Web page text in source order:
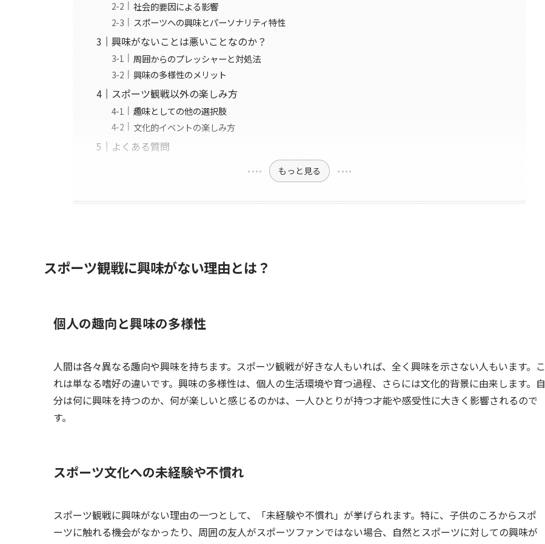
社会的要因による影響
スポーツへの興味とパーソナリティ特性
興味がないことは悪いことなのか？
周囲からのプレッシャーと対処法
興味の多様性のメリット
スポーツ観戦以外の楽しみ方
趣味としての他の選択肢
文化的イベントの楽しみ方
よくある質問
もっと見る
スポーツ観戦に興味がない理由とは？
個人の趣向と興味の多様性
人間は各々異なる趣向や興味を持ちます。スポーツ観戦が好きな人もいれば、全く興味を示さない人もいます。こ
れは単なる嗜好の違いです。興味の多様性は、個人の生活環境や育つ過程、さらには文化的背景に由来します。自
分は何に興味を持つのか、何が楽しいと感じるのかは、一人ひとりが持つ才能や感受性に大きく影響されるので
す。
スポーツ文化への未経験や不慣れ
スポーツ観戦に興味がない理由の一つとして、「未経験や不慣れ」が挙げられます。特に、子供のころからスポ
ーツに触れる機会がなかったり、周囲の友人がスポーツファンではない場合、自然とスポーツに対しての興味が